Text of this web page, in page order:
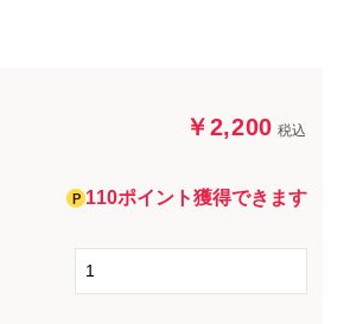
￥2,200 税込
110ポイント獲得できます